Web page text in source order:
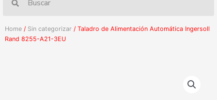
Home / Sin categorizar / Taladro de Alimentación Automática Ingersoll
Rand 8255-A21-3EU